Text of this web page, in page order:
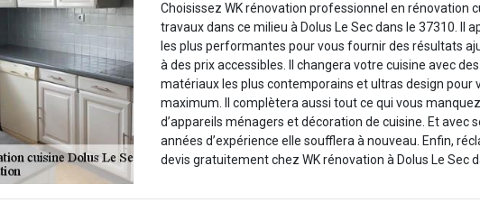
Choisissez WK rénovation professionnel en rénovation
travaux dans ce milieu à Dolus Le Sec dans le 37310. Il
les plus performantes pour vous fournir des résultats
à des prix accessibles. Il changera votre cuisine avec
matériaux les plus contemporains et ultras design pour
maximum. Il complètera aussi tout ce qui vous
d’appareils ménagers et décoration de cuisine. Et avec
années d’expérience elle soufflera à nouveau. Enfin,
devis gratuitement chez WK rénovation à Dolus Le Sec